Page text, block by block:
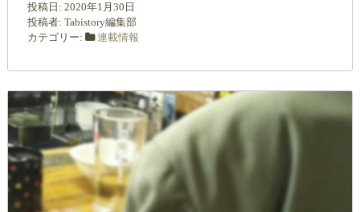
投稿日: 2020年1月30日
投稿者: Tabistory編集部
カテゴリー:
連載情報